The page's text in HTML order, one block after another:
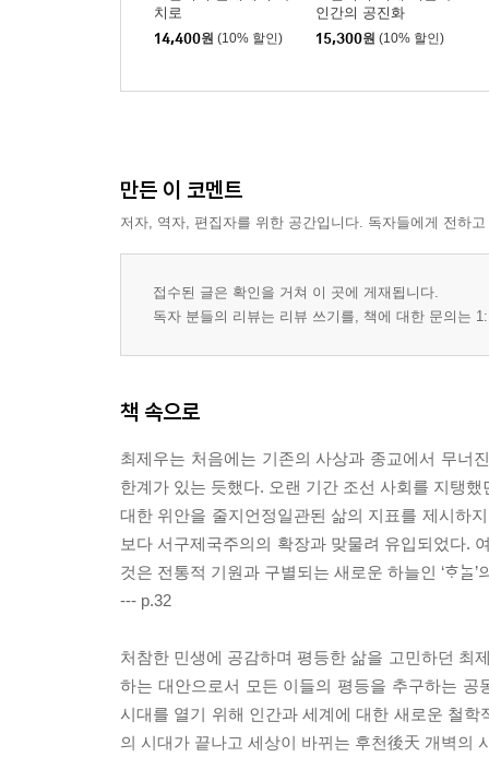
치로
14,400원 (10% 할인)
인간의 공진화
15,300원 (10% 할인)
만든 이 코멘트
저자, 역자, 편집자를 위한 공간입니다. 독자들에게 전하
접수된 글은 확인을 거쳐 이 곳에 게재됩니다.
독자 분들의 리뷰는 리뷰 쓰기를, 책에 대한 문의는
책 속으로
최제우는 처음에는 기존의 사상과 종교에서 무너
한계가 있는 듯했다. 오랜 기간 조선 사회를 지탱
대한 위안을 줄지언정일관된 삶의 지표를 제시하
보다 서구제국주의의 확장과 맞물려 유입되었다.
것은 전통적 기원과 구별되는 새로운 하늘인
--- p.32
처참한 민생에 공감하며 평등한 삶을 고민하던 최
하는 대안으로서 모든 이들의 평등을 추구하는
시대를 열기 위해 인간과 세계에 대한 새로운 철학
의 시대가 끝나고 세상이 바뀌는 후천後天 개벽의